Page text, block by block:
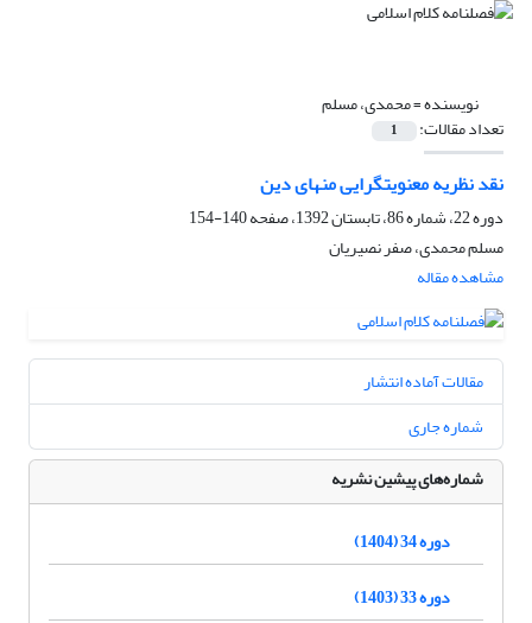
نویسنده =محمدی، مسلم
تعداد مقالات: 1
نقد نظریه معنویت‏گرایی منهای دین
دوره 22، شماره 86، تابستان 1392، صفحه
140-154
مسلم محمدی، صفر نصیریان
مشاهده مقاله
مقالات آماده انتشار
شماره جاری
شماره‌های پیشین نشریه
دوره 34 (1404)
دوره 33 (1403)